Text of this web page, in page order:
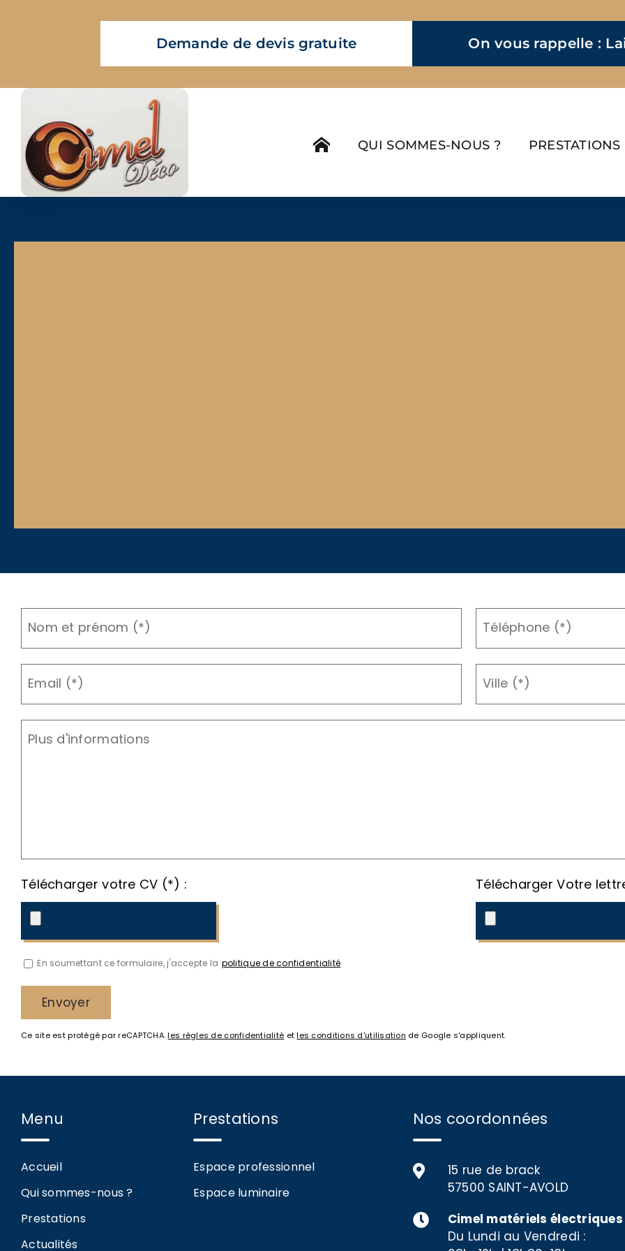
Demande de devis gratuite On vous rappelle :
QUI SOMMES-NOUS ? PRESTATIONS
Nom et prénom (*) Téléphone (*)
Email (*) Ville (*)
Plus d'informations
Télécharger votre CV (*) : Télécharger Votre
En soumettant ce formulaire, j'accepte la politique de confidentialité
Ce site est protégé par reCAPTCHA.les règles de confidentialité etles conditions d'utilisation de Google s'appliquent.
Menu
Accueil
Qui sommes-nous ?
Prestations
Actualités
Prestations
Espace professionnel
Espace luminaire
Nos coordonnées
15 rue de brack
57500 SAINT-AVOLD
Cimel matériels électriques
Du Lundi au Vendredi :